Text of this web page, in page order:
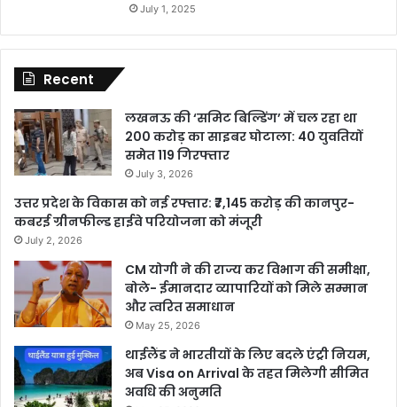
July 1, 2025
Recent
लखनऊ की ‘समिट बिल्डिंग’ में चल रहा था
200 करोड़ का साइबर घोटाला: 40 युवतियों
समेत 119 गिरफ्तार
July 3, 2026
उत्तर प्रदेश के विकास को नई रफ्तार: ₹7,145 करोड़ की कानपुर-
कबरई ग्रीनफील्ड हाईवे परियोजना को मंजूरी
July 2, 2026
CM योगी ने की राज्य कर विभाग की समीक्षा,
बोले- ईमानदार व्यापारियों को मिले सम्मान
और त्वरित समाधान
May 25, 2026
थाईलैंड ने भारतीयों के लिए बदले एंट्री नियम,
अब Visa on Arrival के तहत मिलेगी सीमित
अवधि की अनुमति